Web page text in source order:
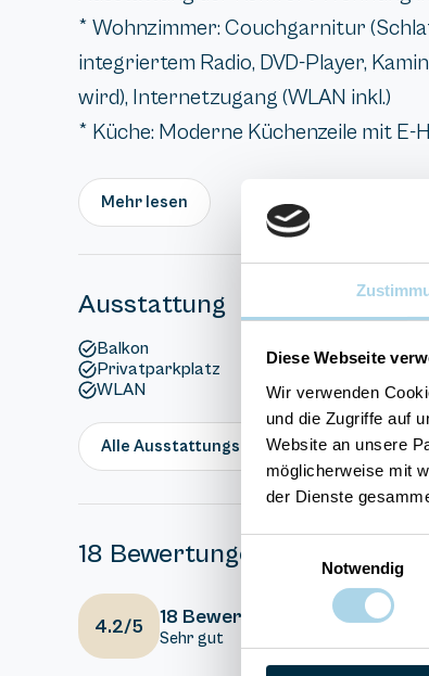
Diese Webseite
Wir verwenden
und die Zugriffe auf
Website an unsere
möglicherweise mit
der Dienste
Notwendig
* Wohnzimmer: Couchgarnitur
integriertem Radio, DVD-Player,
wird), Internetzugang (WLAN inkl.)
* Küche: Moderne Küchenzeile mit E-
Mehr lesen
Ausstattung
Balkon
Privatparkplatz
WLAN
Alle Ausstattungsmerkmale anzeigen
18 Bewertungen
4.2/5 18 Bewertungen
Sehr gut
4
3.5